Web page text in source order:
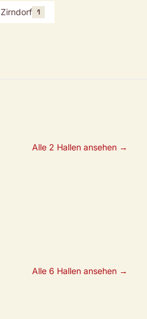
Zirndorf 1
Alle 2 Hallen ansehen →
Alle 6 Hallen ansehen →